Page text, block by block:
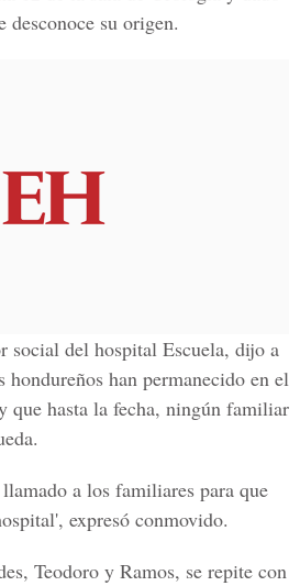
desconoce su origen.
social del hospital Escuela, dijo a
han permanecido en el
que hasta la fecha, ningún familiar
a los familiares para que
expresó conmovido.
Teodoro y Ramos, se repite con